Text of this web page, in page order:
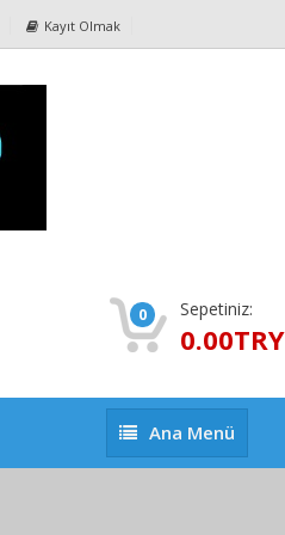
Kayıt Olmak
0 Sepetiniz:
0.00TRY
Ana
Menü
Ana Menü